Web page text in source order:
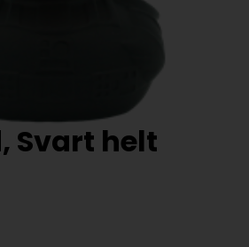
Svart helt